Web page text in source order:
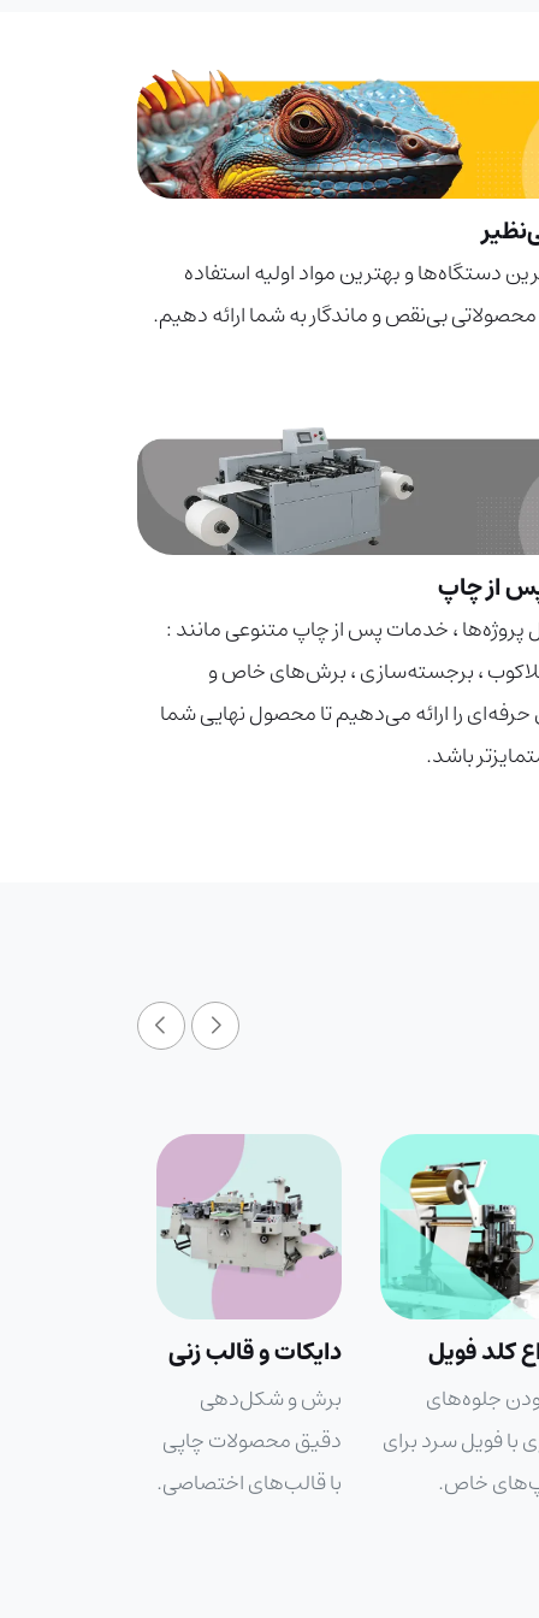
دستگاه‌ها و بهترین مواد اولیه استفاده
بی‌نقص و ماندگار به شما ارائه دهیم.
از چاپ
پروژه‌ها ، خدمات پس از چاپ متنوعی مانند :
، برجسته‌سازی ، برش‌های خاص و
را ارائه می‌دهیم تا محصول نهایی شما
باشد.
و قالب زنی
و شکل‌دهی
محصولات چاپی
اختصاصی.
پوشالگیری
حذف ضایعات کاغذ
برای ارائه محصول
نهایی تمیز و حرفه‌ای.